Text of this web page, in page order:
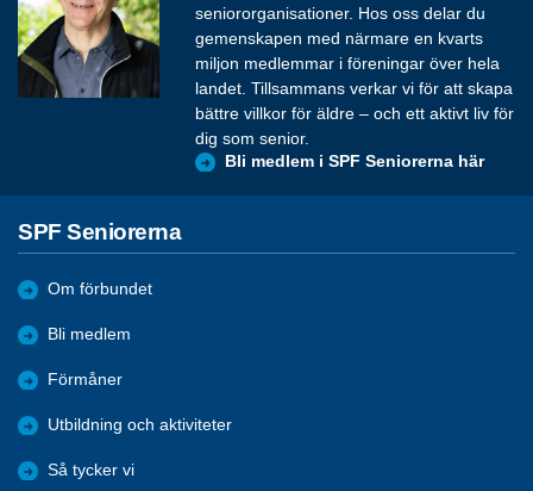
seniororganisationer. Hos oss delar du
gemenskapen med närmare en kvarts
miljon medlemmar i föreningar över hela
landet. Tillsammans verkar vi för att skapa
bättre villkor för äldre – och ett aktivt liv för
dig som senior.
Bli medlem i SPF Seniorerna här
SPF Seniorerna
Om förbundet
Bli medlem
Förmåner
Utbildning och aktiviteter
Så tycker vi